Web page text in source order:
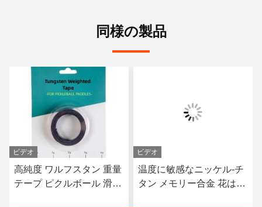
同様の製品
ビデオ
高純度 ワルフスタン 重量
テープ ピクルボール 滑り
ビデオ
温度に敏感なニッケル-チ
タン メモリー合金 花はス